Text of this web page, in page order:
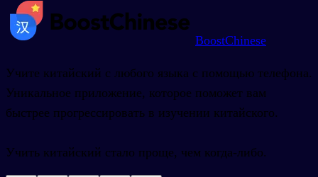
BoostChinese
Учите китайский с любого языка с помощью телефона.
Уникальное приложение, которое поможет вам
быстрее прогрессировать в изучении китайского.
Учить китайский стало проще, чем когда-либо.